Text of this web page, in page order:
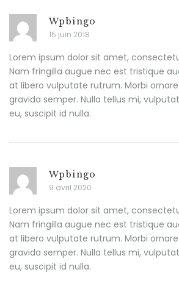
Wpbingo
15 juin 2018
Lorem ipsum dolor sit amet,
Nam fringilla augue nec est tristique
at libero vulputate rutrum. Morbi
gravida semper. Nulla tellus mi,
eu, suscipit id nulla.
Wpbingo
9 avril 2020
Lorem ipsum dolor sit amet,
Nam fringilla augue nec est tristique
at libero vulputate rutrum. Morbi
gravida semper. Nulla tellus mi,
eu, suscipit id nulla.